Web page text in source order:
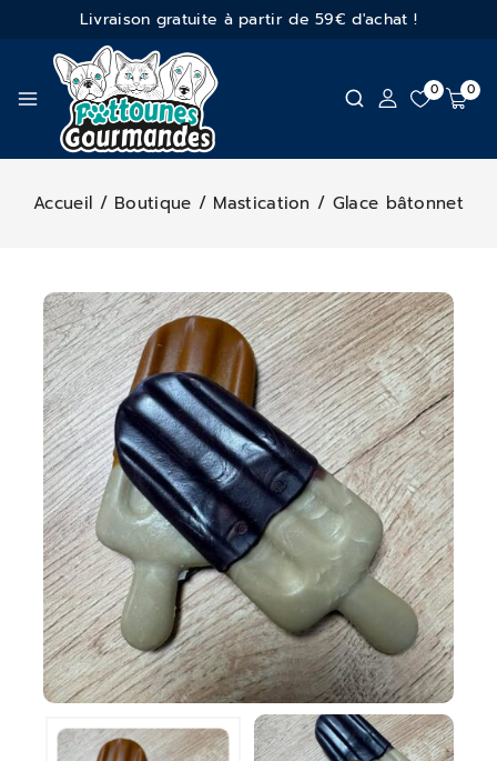
Livraison gratuite à partir de 59€ d'achat !
0 0
Accueil / Boutique / Mastication / Glace bâtonnet